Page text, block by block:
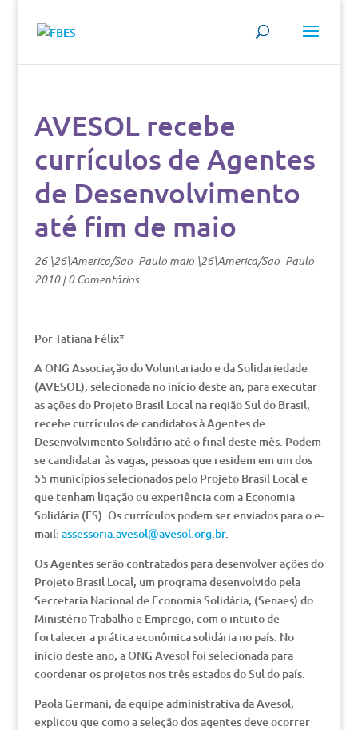
AVESOL recebe
currículos de Agentes
de Desenvolvimento
até fim de maio
26 \26\America/Sao_Paulo maio \26\America/Sao_Paulo
2010|0 Comentários
Por Tatiana Félix*
A ONG Associação do Voluntariado e da Solidariedade
(AVESOL), selecionada no início deste an, para executar
as ações do Projeto Brasil Local na região Sul do Brasil,
recebe currículos de candidatos à Agentes de
Desenvolvimento Solidário até o final deste mês. Podem
se candidatar às vagas, pessoas que residem em um dos
55 municípios selecionados pelo Projeto Brasil Local e
que tenham ligação ou experiência com a Economia
Solidária (ES). Os currículos podem ser enviados para o e-
mail: assessoria.avesol@avesol.org.br.
Os Agentes serão contratados para desenvolver ações do
Projeto Brasil Local, um programa desenvolvido pela
Secretaria Nacional de Economia Solidária, (Senaes) do
Ministério Trabalho e Emprego, com o intuito de
fortalecer a prática econômica solidária no país. No
início deste ano, a ONG Avesol foi selecionada para
coordenar os projetos nos três estados do Sul do país.
Paola Germani, da equipe administrativa da Avesol,
explicou que como a seleção dos agentes deve ocorrer